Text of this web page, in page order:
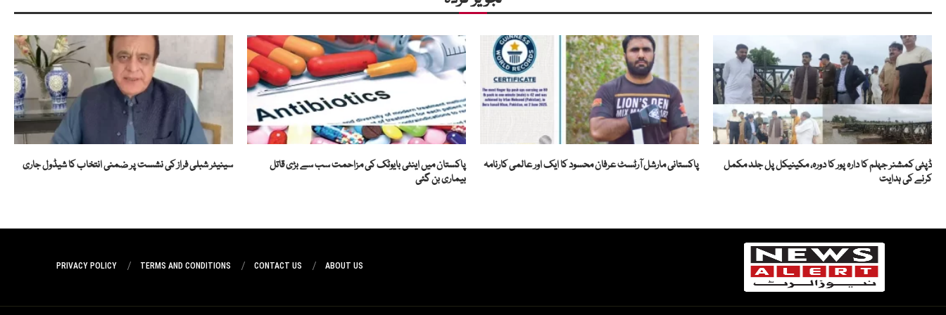
ڈپٹی کمشنر جہلم کا دارہ پور کا دورہ، مکینیکل پل جلد مکمل
کرنے کی ہدایت
پاکستانی مارشل آرٹسٹ عرفان محسود کا ایک اور عالمی کارنامہ
پاکستان میں اینٹی بایوٹک کی مزاحمت سب سے بڑی قاتل
بیماری بن گئی
سینیٹر شبلی فراز کی نشست پر ضمنی انتخاب کا شیڈول جاری
ABOUT US
CONTACT US
TERMS AND CONDITIONS
PRIVACY POLICY